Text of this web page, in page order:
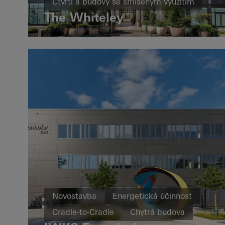
Rekonstrukce
Energetická účinnost
Okna
Fasády United Kingdom
The Whiteley
Novostavba
Energetická účinnost
Cradle-to-Cradle
Chytrá budova